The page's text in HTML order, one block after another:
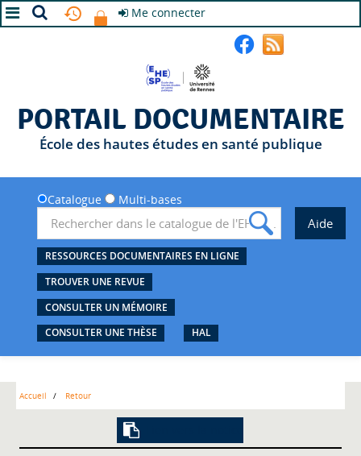
Me connecter
PORTAIL DOCUMENTAIRE
École des hautes études en santé publique
Catalogue Multi-bases
RESSOURCES DOCUMENTAIRES EN LIGNE
TROUVER UNE REVUE
CONSULTER UN MÉMOIRE
CONSULTER UNE THÈSE
HAL
Accueil Retour